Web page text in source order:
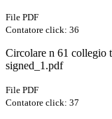
File PDF
Contatore click: 36
Circolare n 61 collegio
signed_1.pdf
File PDF
Contatore click: 37